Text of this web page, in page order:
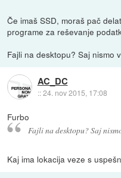
Če imaš SSD, moraš pač
programe za reševanje
Fajli na desktopu? Saj nismo
AC_DC
::24. nov 2015, 17:08
Furbo
Fajli na desktopu? Saj
Kaj ima lokacija veze s